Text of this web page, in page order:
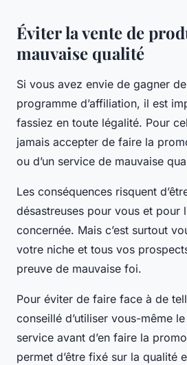
Éviter la vente de
mauvaise qualité
Si vous avez envie de gagner
programme d’affiliation, il est
fassiez en toute légalité. Pour
jamais accepter de faire la
ou d’un service de mauvaise
Les conséquences risquent
désastreuses pour vous et pour
concernée. Mais c’est surtout
votre niche et tous vos
preuve de mauvaise foi.
Pour éviter de faire face à de
conseillé d’utiliser vous-même
service avant d’en faire la
permet d’être fixé sur la qualité